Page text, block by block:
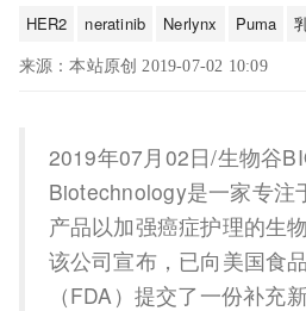
HER2 neratinib Nerlynx Puma
来源：本站原创 2019-07-02 10:09
2019年07月02日/生物谷
Biotechnology是一家专注
产品以加强癌症护理的生
该公司宣布，已向美国食
（FDA）提交了一份补充